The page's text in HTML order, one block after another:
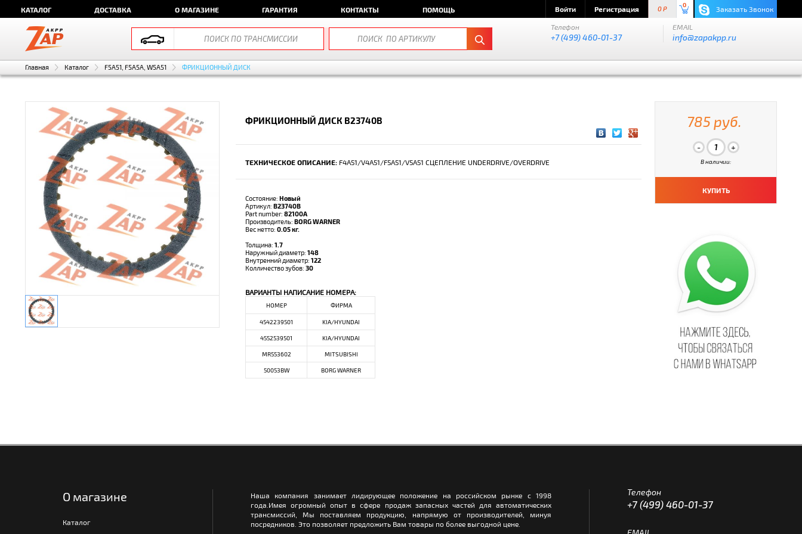
КАТАЛОГ ДОСТАВКА О МАГАЗИНЕ ГАРАНТИЯ КОНТАКТЫ ПОМОЩЬ Войти Регистрация 0 P
0 Заказать Звонок
Телефон
+7 (499) 460-01-37
EMAIL
info@zapakpp.ru
Главная Каталог F5A51, F5A5A, W5A51 ФРИКЦИОННЫЙ ДИСК
ФРИКЦИОННЫЙ ДИСК B23740B
ТЕХНИЧЕСКОЕ ОПИСАНИЕ: F4A51/V4A51/F5A51/V5A51 СЦЕПЛЕНИЕ UNDERDRIVE/OVERDRIVE
Состояние: Новый
Артикул: B23740B
Part number: 82100A
Производитель: BORG WARNER
Вес нетто: 0.05 кг.
Толщина: 1.7
Наружный диаметр: 148
Внутренний диаметр: 122
Колличество зубов: 30
ВАРИАНТЫ НАПИСАНИЕ НОМЕРА:
НОМЕР ФИРМА
4542239501 KIA/HYUNDAI
4552539501 KIA/HYUNDAI
MR553602 MITSUBISHI
50053BW BORG WARNER
785 руб.
В наличии:
КУПИТЬ
О магазине
Каталог
Наша компания занимает лидирующее положение на российском рынке с 1998
года.Имея огромный опыт в сфере продаж запасных частей для автоматических
трансмиссий, Мы поставляем продукцию, напрямую от производителей, минуя
посредников. Это позволяет предложить Вам товары по более выгодной цене.
Телефон
+7 (499) 460-01-37